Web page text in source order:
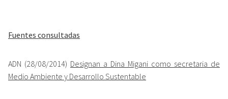
Fuentes consultadas
ADN (28/08/2014) Designan a Dina Migani como secretaria de
Medio Ambiente y Desarrollo Sustentable